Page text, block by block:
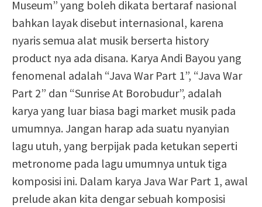
Museum” yang boleh dikata bertaraf nasional
bahkan layak disebut internasional, karena
nyaris semua alat musik berserta history
product nya ada disana. Karya Andi Bayou yang
fenomenal adalah “Java War Part 1”, “Java War
Part 2” dan “Sunrise At Borobudur”, adalah
karya yang luar biasa bagi market musik pada
umumnya. Jangan harap ada suatu nyanyian
lagu utuh, yang berpijak pada ketukan seperti
metronome pada lagu umumnya untuk tiga
komposisi ini. Dalam karya Java War Part 1, awal
prelude akan kita dengar sebuah komposisi